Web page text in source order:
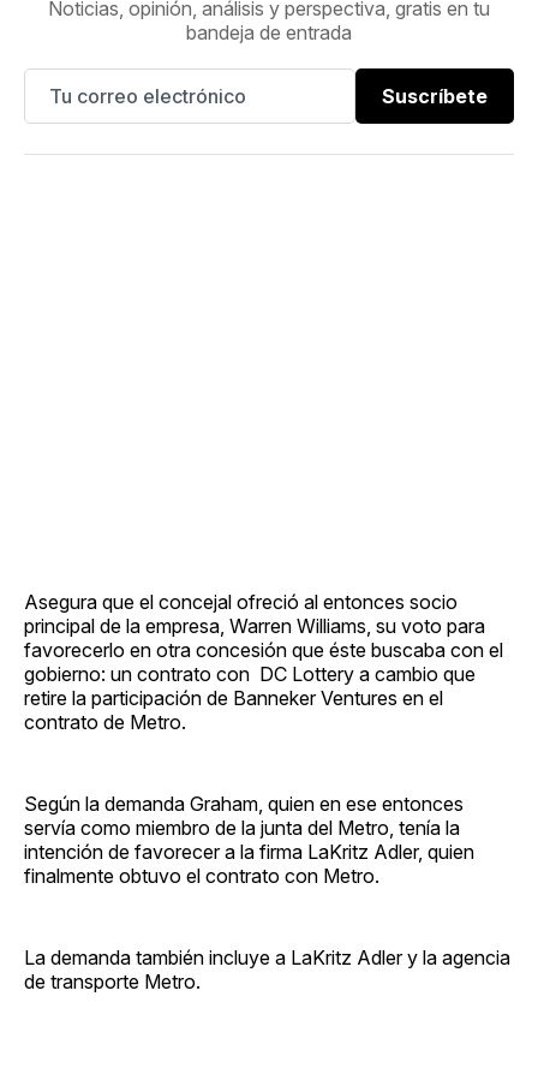
Noticias, opinión, análisis y perspectiva, gratis en tu
bandeja de entrada
Suscríbete
Asegura que el concejal ofreció al entonces socio
principal de la empresa, Warren Williams, su voto para
favorecerlo en otra concesión que éste buscaba con el
gobierno: un contrato con DC Lottery a cambio que
retire la participación de Banneker Ventures en el
contrato de Metro.
Según la demanda Graham, quien en ese entonces
servía como miembro de la junta del Metro, tenía la
intención de favorecer a la firma LaKritz Adler, quien
finalmente obtuvo el contrato con Metro.
La demanda también incluye a LaKritz Adler y la agencia
de transporte Metro.